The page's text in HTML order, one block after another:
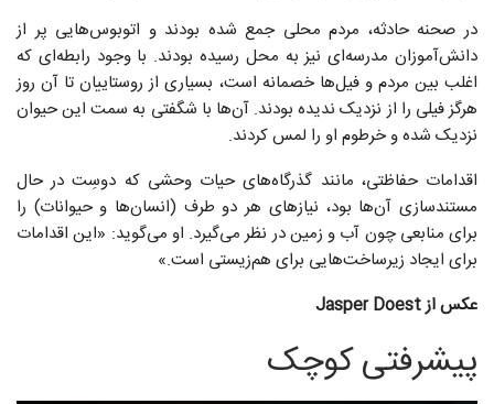
در صحنه حادثه، مردم محلی جمع شده بودند و اتوبوس‌هایی پر از
دانش‌آموزان مدرسه‌ای نیز به محل رسیده بودند. با وجود رابطه‌ای که
اغلب بین مردم و فیل‌ها خصمانه است، بسیاری از روستاییان تا آن روز
هرگز فیلی را از نزدیک ندیده بودند. آن‌ها با شگفتی به سمت این حیوان
نزدیک شده و خرطوم او را لمس کردند.
اقدامات حفاظتی، مانند گذرگاه‌های حیات وحشی که دوسِت در حال
مستندسازی آن‌ها بود، نیازهای هر دو طرف (انسان‌ها و حیوانات) را
برای منابعی چون آب و زمین در نظر می‌گیرد. او می‌گوید: «این اقدامات
برای ایجاد زیرساخت‌هایی برای هم‌زیستی است.»
عکس از Jasper Doest
پیشرفتی کوچک